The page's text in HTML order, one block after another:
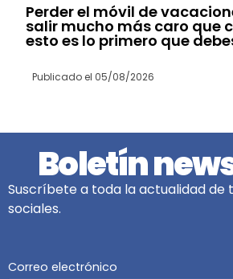
Perder el móvil de
salir mucho más caro que
esto es lo primero que
Publicado el 05/08/2026
Boletín
Suscríbete a toda la actualidad de
sociales.
Correo electrónico